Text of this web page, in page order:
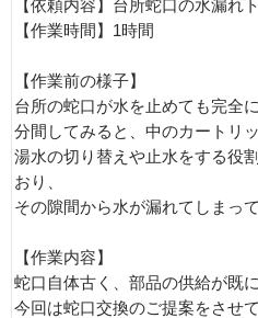
【依頼内容】台所蛇口の水漏れ
【作業時間】1時間
【作業前の様子】
台所の蛇口が水を止めても完全
分間してみると、中のカートリ
湯水の切り替えや止水をする役
おり、
その隙間から水が漏れてしまっ
【作業内容】
蛇口自体古く、部品の供給が既
今回は蛇口交換のご提案をさせ